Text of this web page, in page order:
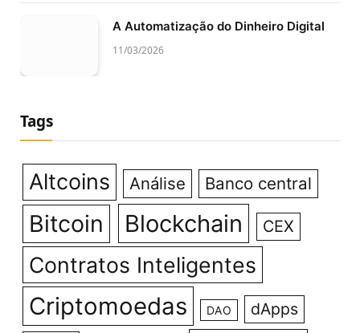
A Automatização do Dinheiro Digital
11/03/2026
Tags
Altcoins Análise Banco central
Bitcoin Blockchain CEX
Contratos Inteligentes
Criptomoedas DAO dApps